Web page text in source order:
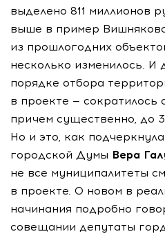
выделено 811 миллионов
выше в пример
из прошлогодних
несколько изменилось. И
порядке отбора
в проекте — сократилось
причем существенно, до
Но и это, как
городской Думы Вера
не все муниципалитеты
в проекте. О новом в
начинания подробно
совещании депутаты